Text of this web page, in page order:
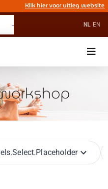
Klik hier voor uitleg website
NL EN